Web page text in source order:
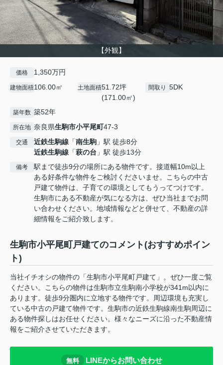
【外観】
価格 1,350万円
建物面積106.00㎡ 土地面積51.72坪
(171.00㎡)
間取り 5DK
築年数 築52年
所在地 奈良県生駒市小平尾町47-3
交通 近鉄生駒線 「南生駒 」駅 徒歩8分
近鉄生駒線 「萩の台 」駅 徒歩13分
備考
駅まで徒歩9分の場所にある物件です。接道幅10m以上
ある好条件な物件をご検討くださいませ。こちらの中古
戸建て物件は、子育ての環境としてもうってつけです。
生駒市にある不動産が気になる方は、ぜひ当社までお問
い合わせください。地域情報などと併せて、不動産の詳
細情報をご紹介致します。
生駒市小平尾町戸建てのコメント(おすすめポイン
ト)
当社イチオシの物件の「生駒市小平尾町戸建て」。ぜひ一度ご覧
ください。こちらの物件は生駒市立生駒南小学校が341m以内に
あります。徒歩9分圏内に立地する物件です。周辺環境も充実し
ている中古の戸建て物件です。生駒市の近鉄生駒線南生駒周辺に
ある物件探しはお任せください。様々なニーズに沿った不動産情
報をご紹介させていただきます。
無料 LINEからお問い合わせ